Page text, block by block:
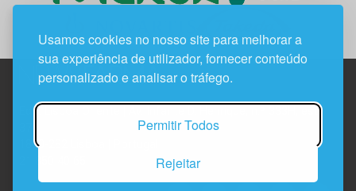
Usamos cookies no nosso site para melhorar a
sua experiência de utilizador, fornecer conteúdo
personalizado e analisar o tráfego.
Permitir Todos
Rejeitar
Edif. Lisboa Oriente | Av. Infante D. Henrique, n.º 333H, esc.
1800-282 Lisboa | Portugal